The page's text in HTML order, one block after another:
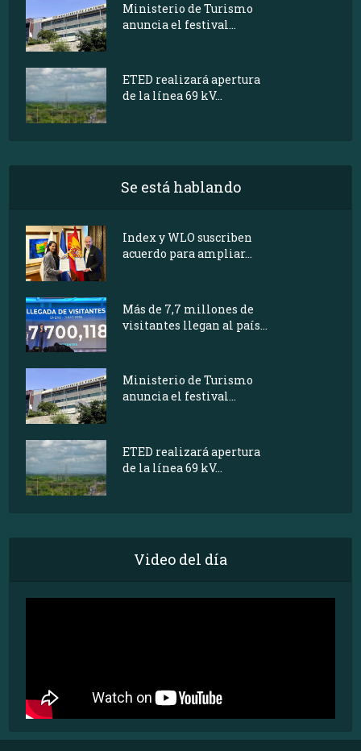
Ministerio de Turismo
anuncia el festival...
ETED realizará apertura
de la línea 69 kV...
Se está hablando
Index y WLO suscriben
acuerdo para ampliar...
Más de 7,7 millones de
visitantes llegan al país...
Ministerio de Turismo
anuncia el festival...
ETED realizará apertura
de la línea 69 kV...
Video del día